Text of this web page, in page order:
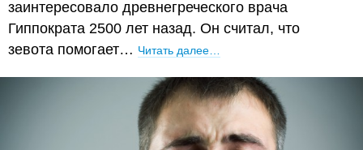
заинтересовало древнегреческого врача
Гиппократа 2500 лет назад. Он считал, что
зевота помогает… Читать далее…